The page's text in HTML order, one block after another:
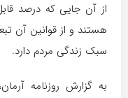
از آن جایی که درصد
هستند و از قوانین آن
سبک زندگی مردم دارد.